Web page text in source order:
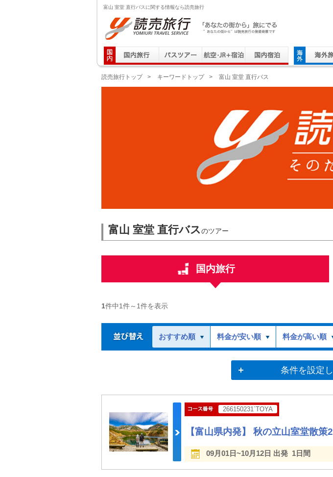
富山 室堂 直行バスに関する情報なら読売旅行
読売旅行 「あなたの街から」旅にでる｜Yomiuri Travel Service
読売旅行トップ > キーワードトップ > 富山 室堂 直行バス
富山 室堂 直行バスのツアー
国内旅行
1件中1件～ 1件を表示
おすすめ順 料金が安い順 料金が高い順
条件を設定
266150231`TOYA
【富山県内発】 秋の立山室堂散策
09月01日~10月12日 出発 1日間